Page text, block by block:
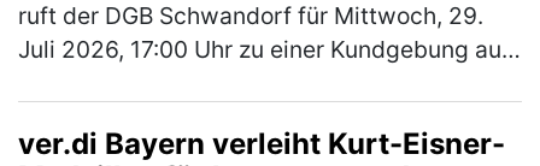
ruft der DGB Schwandorf für Mittwoch, 29.
Juli 2026, 17:00 Uhr zu einer Kundgebung auf
ver.di Bayern verleiht Kurt-Eisner-